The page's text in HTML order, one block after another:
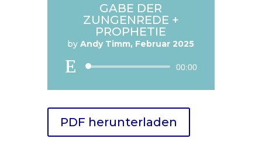
GABE DER
ZUNGENREDE +
PROPHETIE
byAndy Timm, Februar 2025
Audio
00:00
PDF herunterladen